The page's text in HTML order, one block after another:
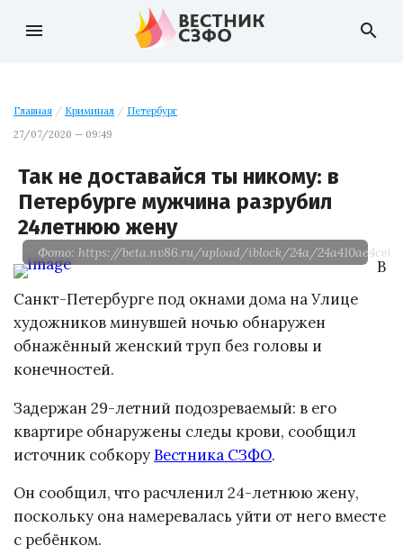
menu search
Главная / Криминал / Петербург
27/07/2020 — 09:49
Так не доставайся ты никому: в
Петербурге мужчина разрубил
24летнюю жену
Фото: https://beta.nv86.ru/upload/iblock/24a/
В
Санкт-Петербурге под окнами дома на Улице
художников минувшей ночью обнаружен
обнажённый женский труп без головы и
конечностей.
Задержан 29-летний подозреваемый: в его
квартире обнаружены следы крови, сообщил
источник собкоруВестника СЗФО.
Он сообщил, что расчленил 24-летнюю жену,
поскольку она намеревалась уйти от него вместе
с ребёнком.